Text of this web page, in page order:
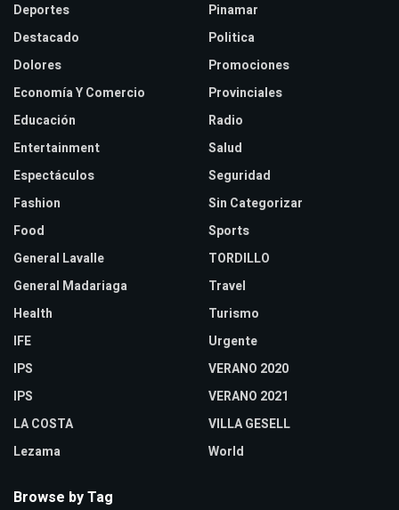
Deportes
Destacado
Dolores
Economía Y Comercio
Educación
Entertainment
Espectáculos
Fashion
Food
General Lavalle
General Madariaga
Health
IFE
IPS
IPS
LA COSTA
Lezama
Pinamar
Politica
Promociones
Provinciales
Radio
Salud
Seguridad
Sin Categorizar
Sports
TORDILLO
Travel
Turismo
Urgente
VERANO 2020
VERANO 2021
VILLA GESELL
World
Browse by Tag